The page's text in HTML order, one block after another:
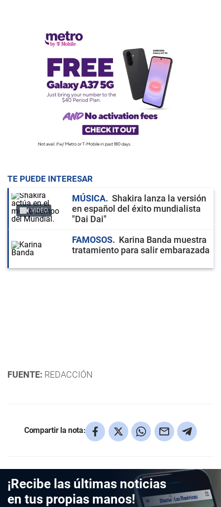
TE PUEDE INTERESAR
VIDEO
MÚSICA
Shakira lanza la versión
en español del éxito mundialista
"Dai Dai"
FAMOSOS
Karina Banda muestra
tratamiento para salir embarazada
FUENTE: REDACCIÓN
Compartir la nota:
¡Recibe las últimas noticias
en tus propias manos!